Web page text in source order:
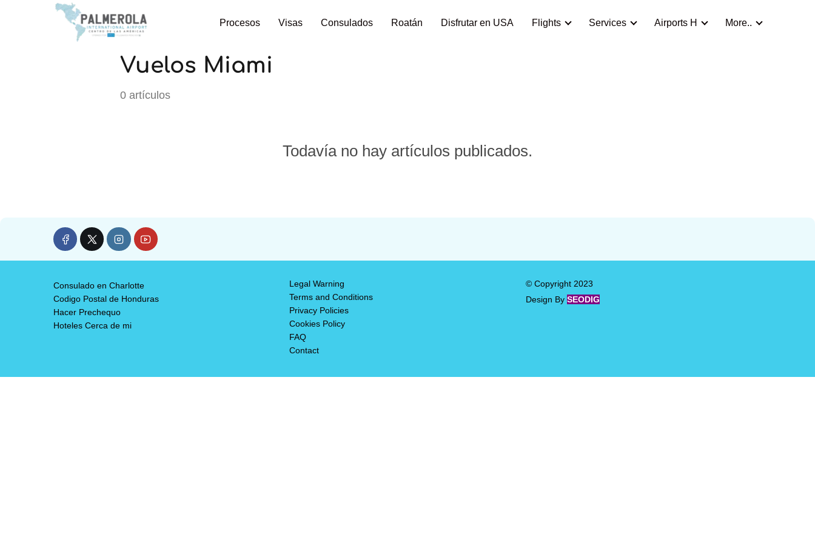
Procesos Visas Consulados Roatán Disfrutar en USA Flights Services Airports H More..
Vuelos Miami
0 artículos
Todavía no hay artículos publicados.
Consulado en Charlotte
Codigo Postal de Honduras
Hacer Prechequo
Hoteles Cerca de mi
Legal Warning
Terms and Conditions
Privacy Policies
Cookies Policy
FAQ
Contact
© Copyright 2023
Design By SEODIG